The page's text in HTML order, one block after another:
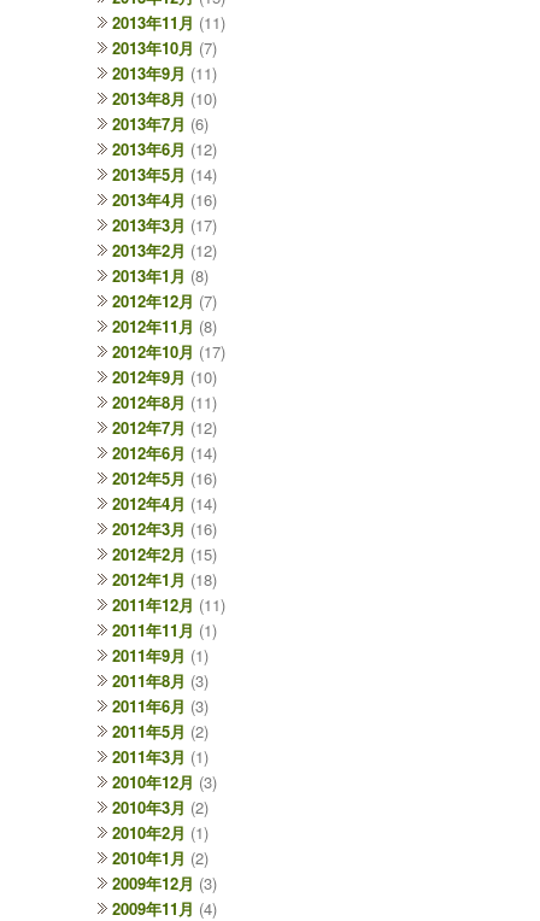
2013年11月 (11)
2013年10月 (7)
2013年9月 (11)
2013年8月 (10)
2013年7月 (6)
2013年6月 (12)
2013年5月 (14)
2013年4月 (16)
2013年3月 (17)
2013年2月 (12)
2013年1月 (8)
2012年12月 (7)
2012年11月 (8)
2012年10月 (17)
2012年9月 (10)
2012年8月 (11)
2012年7月 (12)
2012年6月 (14)
2012年5月 (16)
2012年4月 (14)
2012年3月 (16)
2012年2月 (15)
2012年1月 (18)
2011年12月 (11)
2011年11月 (1)
2011年9月 (1)
2011年8月 (3)
2011年6月 (3)
2011年5月 (2)
2011年3月 (1)
2010年12月 (3)
2010年3月 (2)
2010年2月 (1)
2010年1月 (2)
2009年12月 (3)
2009年11月 (4)